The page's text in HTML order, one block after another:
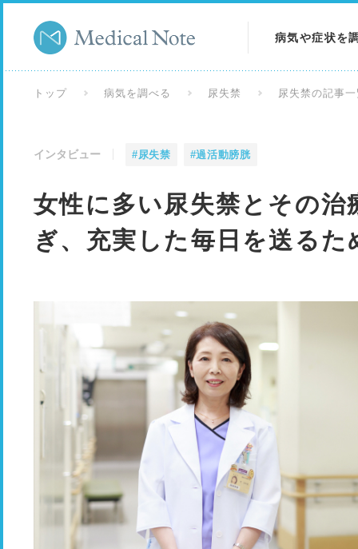
病気や症状を
トップ 病気を調べる 尿失禁 尿失禁の記事
インタビュー #尿失禁 #過活動膀胱
女性に多い尿失禁とその
ぎ、充実した毎日を送るた